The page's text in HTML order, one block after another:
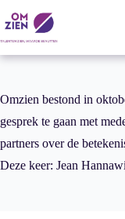
naar
de
Omzien bestond in
gesprek te gaan met
partners over de
Deze keer: Jean